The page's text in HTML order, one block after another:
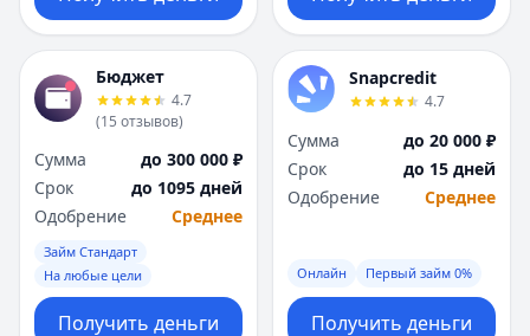
Бюджет
4.7
(15 отзывов)
Сумма
до 300 000 ₽
Срок
до 1095 дней
Одобрение
Среднее
Займ Стандарт
На любые цели
Получить деньги
Snapcredit
4.7
Сумма
до 20 000 ₽
Срок
до 15 дней
Одобрение
Среднее
Онлайн Первый займ 0%
Получить деньги